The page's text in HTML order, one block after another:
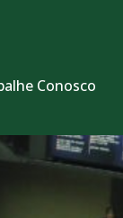
Conosco